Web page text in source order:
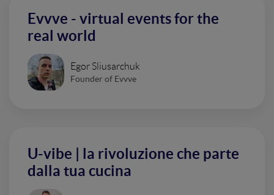
Evvve - virtual events for the
real world
Egor Sliusarchuk
Founder of Evvve
U-vibe | la rivoluzione che parte
dalla tua cucina